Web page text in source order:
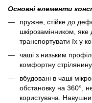
Основні елементи
пружне, стійке до
шкірозамінником,
транспортувати їх у
чаші з низьким
комфортну
вбудовані в чаші
обстановку на 360°,
користувача.